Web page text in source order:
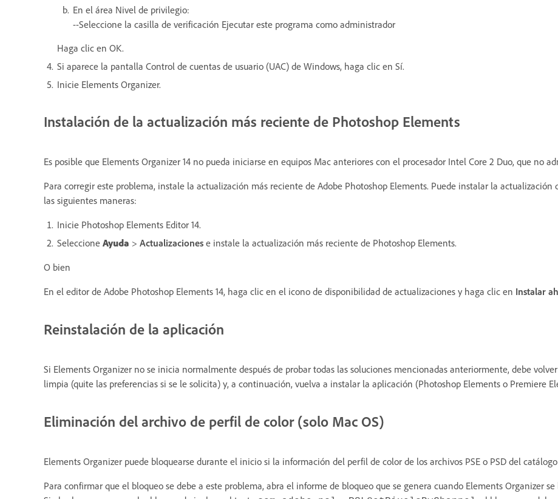
En el área Nivel de privilegio:
--Seleccione la casilla de verificación Ejecutar este programa como administrador
Haga clic en OK.
Si aparece la pantalla Control de cuentas de usuario (UAC) de Windows, haga clic en Sí.
Inicie Elements Organizer.
Instalación de la actualización más reciente de Photoshop Elements
Es posible que Elements Organizer 14 no pueda iniciarse en equipos Mac anteriores con el procesador Intel Core 2 Duo, que no
Para corregir este problema, instale la actualización más reciente de Adobe Photoshop Elements. Puede instalar la actualización
las siguientes maneras:
Inicie Photoshop Elements Editor 14.
Seleccione Ayuda > Actualizaciones e instale la actualización más reciente de Photoshop Elements.
O bien
En el editor de Adobe Photoshop Elements 14, haga clic en el icono de disponibilidad de actualizaciones y haga clic en Instalar
Reinstalación de la aplicación
Si Elements Organizer no se inicia normalmente después de probar todas las soluciones mencionadas anteriormente, debe
limpia (quite las preferencias si se le solicita) y, a continuación, vuelva a instalar la aplicación (Photoshop Elements o Premiere
Eliminación del archivo de perfil de color (solo Mac OS)
Elements Organizer puede bloquearse durante el inicio si la información del perfil de color de los archivos PSE o PSD del
Para confirmar que el bloqueo se debe a este problema, abra el informe de bloqueo que se genera cuando Elements Organizer